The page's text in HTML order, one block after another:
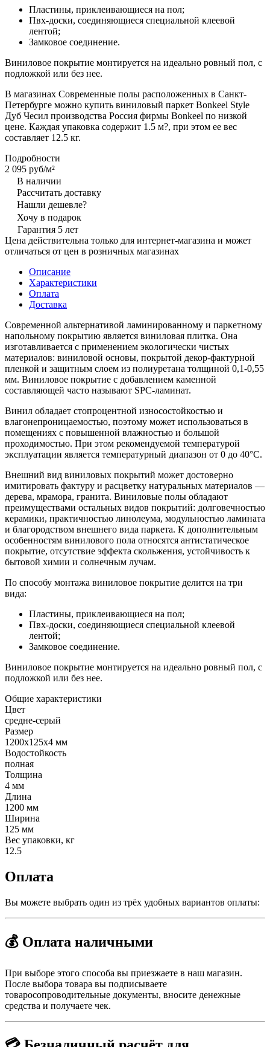
Пластины, приклеивающиеся на пол;
Пвх-доски, соединяющиеся специальной клеевой
лентой;
Замковое соединение.
Виниловое покрытие монтируется на идеально ровный пол, с
подложкой или без нее.
В магазинах Современные полы расположенных в Санкт-
Петербурге можно купить виниловый паркет Bonkeel Style
Дуб Чесил производства Россия фирмы Bonkeel по низкой
цене. Каждая упаковка содержит 1.5 м?, при этом ее вес
составляет 12.5 кг.
Подробности
2 095 руб/м²
В наличии
Рассчитать доставку
Нашли дешевле?
Хочу в подарок
Гарантия 5 лет
Цена действительна только для интернет-магазина и может
отличаться от цен в розничных магазинах
Описание
Характеристики
Оплата
Доставка
Современной альтернативой ламинированному и паркетному
напольному покрытию является виниловая плитка. Она
изготавливается с применением экологически чистых
материалов: виниловой основы, покрытой декор-фактурной
пленкой и защитным слоем из полиуретана толщиной 0,1-0,55
мм. Виниловое покрытие с добавлением каменной
составляющей часто называют SPC-ламинат.
Винил обладает стопроцентной износостойкостью и
влагонепроницаемостью, поэтому может использоваться в
помещениях с повышенной влажностью и большой
проходимостью. При этом рекомендуемой температурой
эксплуатации является температурный диапазон от 0 до 40°С.
Внешний вид виниловых покрытий может достоверно
имитировать фактуру и расцветку натуральных материалов —
дерева, мрамора, гранита. Виниловые полы обладают
преимуществами остальных видов покрытий: долговечностью
керамики, практичностью линолеума, модульностью ламината
и благородством внешнего вида паркета. К дополнительным
особенностям винилового пола относятся антистатическое
покрытие, отсутствие эффекта скольжения, устойчивость к
бытовой химии и солнечным лучам.
По способу монтажа виниловое покрытие делится на три
вида:
Пластины, приклеивающиеся на пол;
Пвх-доски, соединяющиеся специальной клеевой
лентой;
Замковое соединение.
Виниловое покрытие монтируется на идеально ровный пол, с
подложкой или без нее.
Общие характеристики
Цвет
средне-серый
Размер
1200х125х4 мм
Водостойкость
полная
Толщина
4 мм
Длина
1200 мм
Ширина
125 мм
Вес упаковки, кг
12.5
Оплата
Вы можете выбрать один из трёх удобных вариантов оплаты:
💰 Оплата наличными
При выборе этого способа вы приезжаете в наш магазин.
После выбора товара вы подписываете
товаросопроводительные документы, вносите денежные
средства и получаете чек.